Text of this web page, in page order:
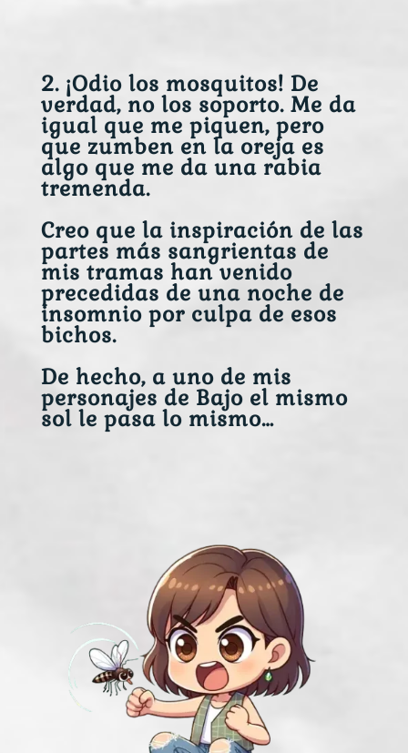
2. ¡Odio los mosquitos! De
verdad, no los soporto. Me da
igual que me piquen, pero
que zumben en la oreja es
algo que me da una rabia
tremenda.
Creo que la inspiración de las
partes más sangrientas de
mis tramas han venido
precedidas de una noche de
insomnio por culpa de esos
bichos.
De hecho, a uno de mis
personajes de Bajo el mismo
sol le pasa lo mismo…